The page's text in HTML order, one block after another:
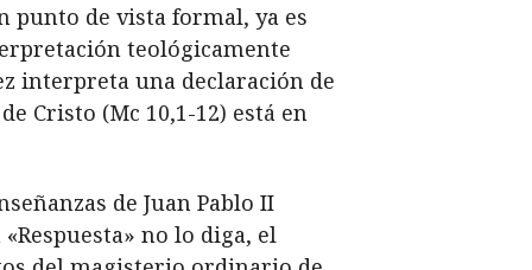
punto de vista formal, ya es
teológicamente
interpreta una declaración de
Cristo (Mc 10,1-12) está en
de Juan Pablo II
no lo diga, el